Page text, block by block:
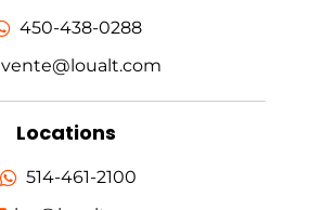
450-438-0288
vente@loualt.com
Locations
514-461-2100